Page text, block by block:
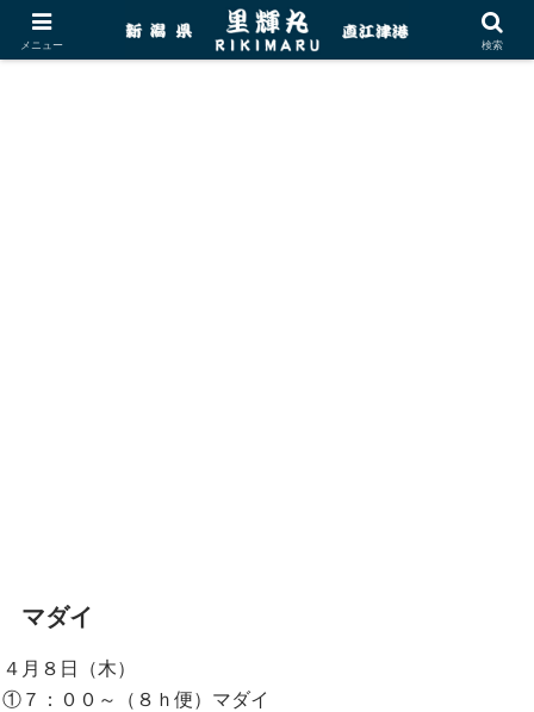
マダイ
４月８日（木）
①７：００～（８ｈ便）マダイ
メニュー 検索